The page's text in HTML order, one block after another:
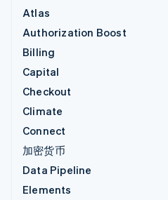
Atlas
Authorization Boost
Billing
Capital
Checkout
Climate
Connect
加密货币
Data Pipeline
Elements